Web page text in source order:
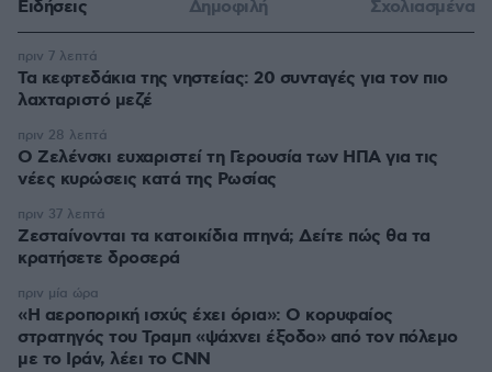
Ειδήσεις Δημοφιλή Σχολιασμένα
Τα κεφτεδάκια της νηστείας: 20 συνταγές για τον πιο
λαχταριστό μεζέ
πριν 7 λεπτά
Ο Ζελένσκι ευχαριστεί τη Γερουσία των ΗΠΑ για τις
νέες κυρώσεις κατά της Ρωσίας
πριν 28 λεπτά
Ζεσταίνονται τα κατοικίδια πτηνά; Δείτε πώς θα τα
κρατήσετε δροσερά
πριν 37 λεπτά
«Η αεροπορική ισχύς έχει όρια»: Ο κορυφαίος
στρατηγός του Τραμπ «ψάχνει έξοδο» από τον πόλεμο
με το Ιράν, λέει το CNN
πριν μία ώρα